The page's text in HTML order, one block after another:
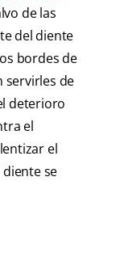
de las
del diente
bordes de
servirles de
deterioro
el
el
se